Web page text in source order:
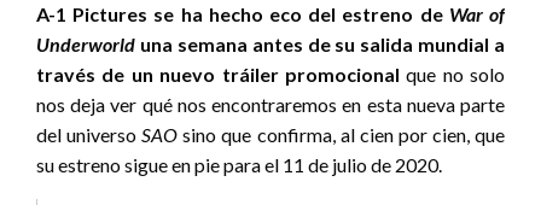
A-1 Pictures se ha hecho eco del estreno de War of
Underworld una semana antes de su salida mundial a
través de un nuevo tráiler promocional que no solo
nos deja ver qué nos encontraremos en esta nueva parte
del universoSAO sino que confirma, al cien por cien, que
su estreno sigue en pie para el 11 de julio de 2020.